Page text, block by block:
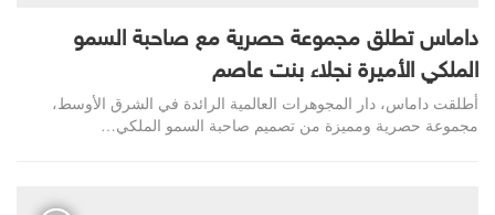
داماس تطلق مجموعة حصرية مع صاحبة السمو
الملكي الأميرة نجلاء بنت عاصم
أطلقت داماس، دار المجوهرات العالمية الرائدة في الشرق الأوسط،
مجموعة حصرية ومميزة من تصميم صاحبة السمو الملكي…